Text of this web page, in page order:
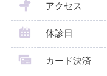
アクセス
休診日
カード決済